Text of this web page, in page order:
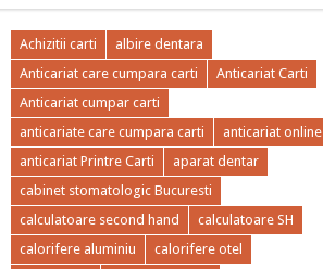
Achizitii carti
albire dentara
Anticariat care cumpara carti
Anticariat Carti
Anticariat cumpar carti
anticariate care cumpara carti
anticariat online
anticariat Printre Carti
aparat dentar
cabinet stomatologic Bucuresti
calculatoare second hand
calculatoare SH
calorifere aluminiu
calorifere otel